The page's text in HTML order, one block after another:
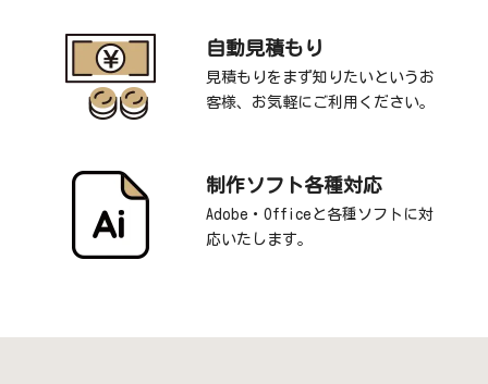
自動見積もり
見積もりをまず知りたいというお
客様、お気軽にご利用ください。
制作ソフト各種対応
Adobe・Officeと各種ソフトに対
応いたします。